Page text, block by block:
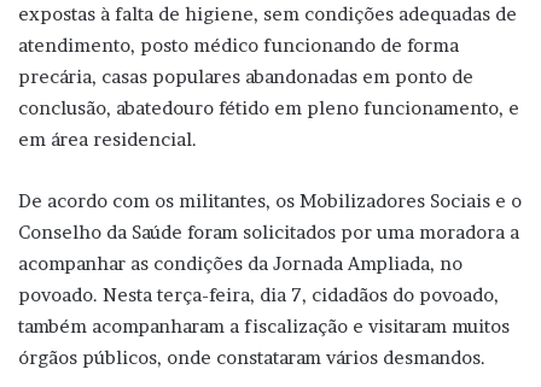
expostas à falta de higiene, sem condições adequadas de
atendimento, posto médico funcionando de forma
precária, casas populares abandonadas em ponto de
conclusão, abatedouro fétido em pleno funcionamento, e
em área residencial.
De acordo com os militantes, os Mobilizadores Sociais e o
Conselho da Saúde foram solicitados por uma moradora a
acompanhar as condições da Jornada Ampliada, no
povoado. Nesta terça-feira, dia 7, cidadãos do povoado,
também acompanharam a fiscalização e visitaram muitos
órgãos públicos, onde constataram vários desmandos.